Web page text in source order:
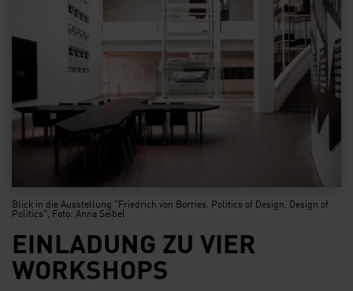
Blick in die Ausstellung "Friedrich von Borries. Politics of Design, Design of
Politics", Foto: Anna Seibel
EINLADUNG ZU VIER
WORKSHOPS